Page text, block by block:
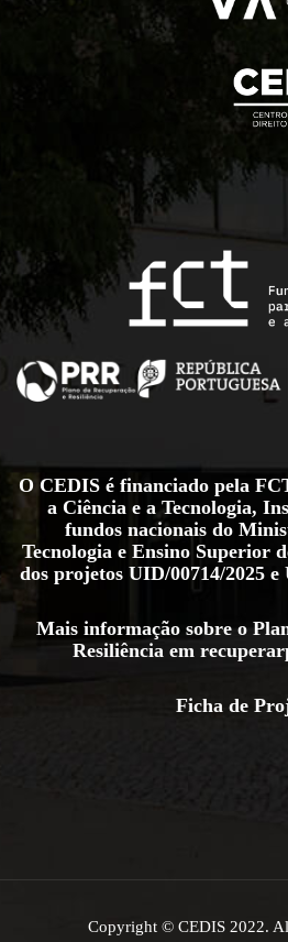
O CEDIS é financiado pela
a Ciência e a Tecnologia,
fundos nacionais do
Tecnologia e Ensino Superior
dos projetos UID/00714/2025 e
Mais informação sobre o
Resiliência em
Ficha de
Copyright © CEDIS 2022.